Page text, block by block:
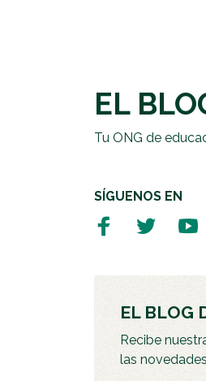
EL
Tu ONG de
SÍGUENOS EN
EL BLOG
Recibe
las